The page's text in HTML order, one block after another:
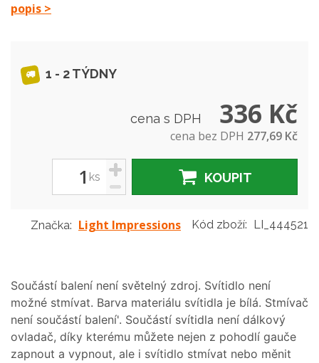
popis >
1 - 2 TÝDNY
cena s DPH 336 Kč
cena bez DPH 277,69 Kč
ks
+
-
KOUPIT
Značka: Light Impressions Kód zboží: LI_444521
Součástí balení není světelný zdroj. Svítidlo není
možné stmívat. Barva materiálu svítidla je bílá. Stmívač
není součástí balení'. Součástí svítidla není dálkový
ovladač, díky kterému můžete nejen z pohodlí gauče
zapnout a vypnout, ale i svítidlo stmívat nebo měnit